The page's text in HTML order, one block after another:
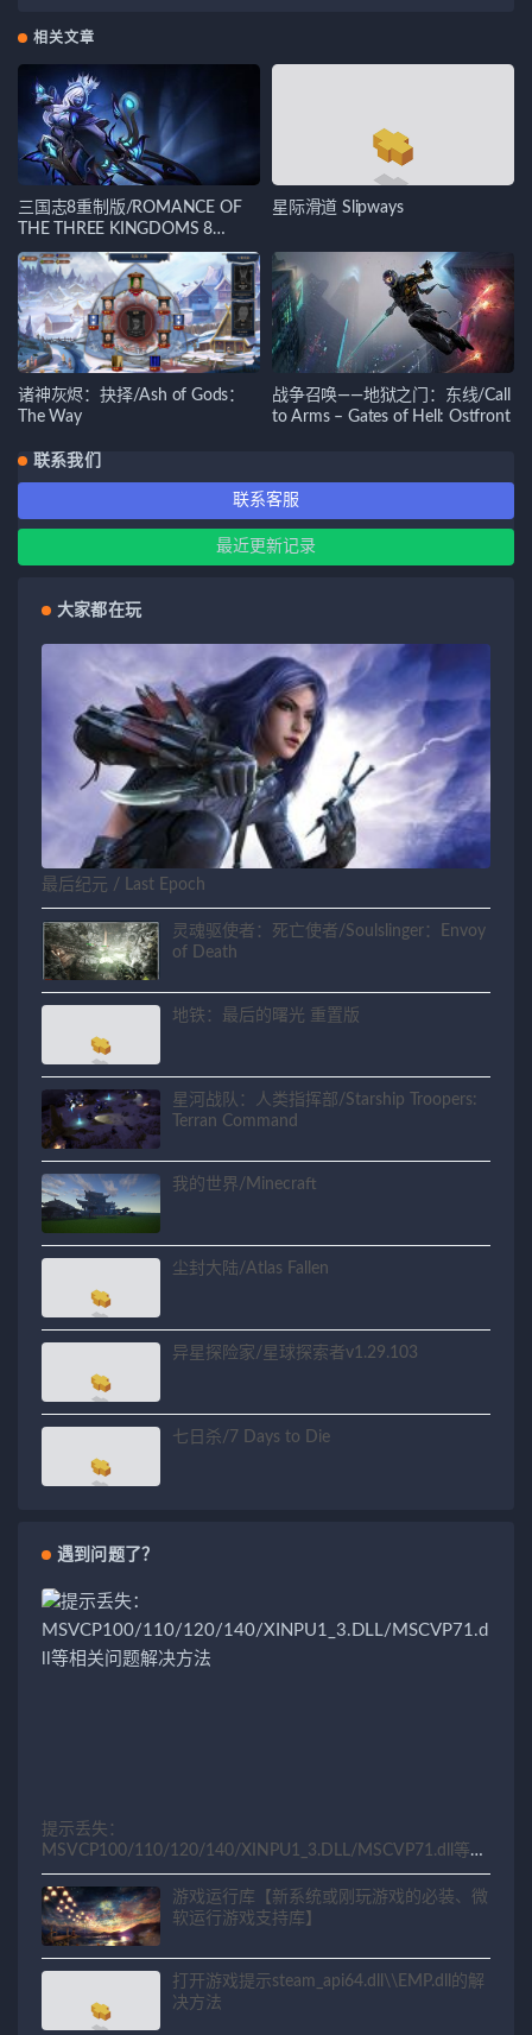
相关文章
三国志8重制版/ROMANCE OF
THE THREE KINGDOMS 8
REMAKE
星际滑道 Slipways
诸神灰烬：抉择/Ash of Gods：
The Way
战争召唤——地狱之门：东线/Call
to Arms – Gates of Hell: Ostfront
联系我们
联系客服
最近更新记录
大家都在玩
最后纪元 / Last Epoch
灵魂驱使者：死亡使者/Soulslinger：Envoy
of Death
地铁：最后的曙光 重置版
星河战队：人类指挥部/Starship Troopers:
Terran Command
我的世界/Minecraft
尘封大陆/Atlas Fallen
异星探险家/星球探索者v1.29.103
七日杀/7 Days to Die
遇到问题了？
提示丢失：
MSVCP100/110/120/140/XINPU1_3.DLL/MSCVP71.dll等相
关问题解决方法
游戏运行库【新系统或刚玩游戏的必装、微
软运行游戏支持库】
打开游戏提示steam_api64.dll\\EMP.dll的解
决方法